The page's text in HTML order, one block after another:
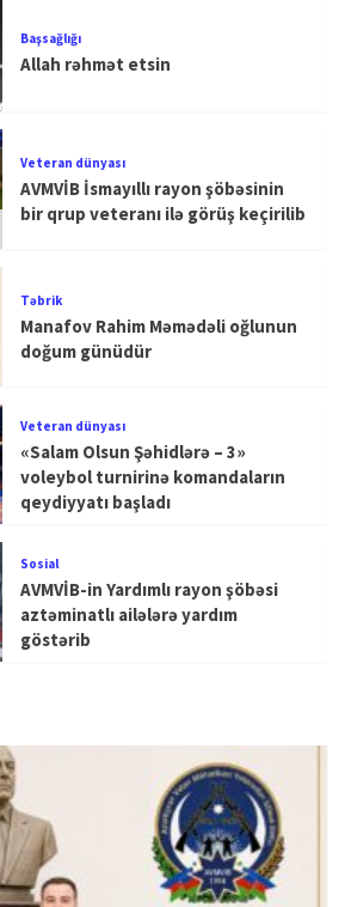
Başsağlığı
Allah rəhmət etsin
Veteran dünyası
AVMVİB İsmayıllı rayon şöbəsinin
bir qrup veteranı ilə görüş keçirilib
Təbrik
Manafov Rahim Məmədəli oğlunun
doğum günüdür
Veteran dünyası
«Salam Olsun Şəhidlərə – 3»
voleybol turnirinə komandaların
qeydiyyatı başladı
Sosial
AVMVİB-in Yardımlı rayon şöbəsi
aztəminatlı ailələrə yardım
göstərib